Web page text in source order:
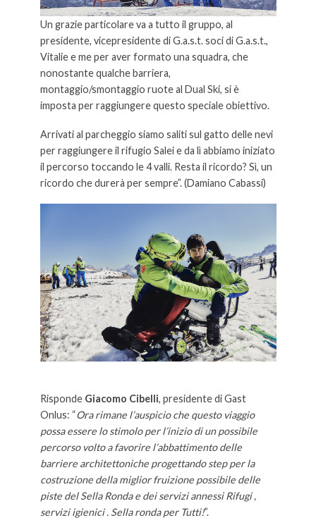
Un grazie particolare va a tutto il gruppo, al
presidente, vicepresidente di G.a.s.t. soci di G.a.s.t.,
Vitalie e me per aver formato una squadra, che
nonostante qualche barriera,
montaggio/smontaggio ruote al Dual Ski, si è
imposta per raggiungere questo speciale obiettivo.
Arrivati al parcheggio siamo saliti sul gatto delle nevi
per raggiungere il rifugio Salei e da lì abbiamo iniziato
il percorso toccando le 4 valli. Resta il ricordo? Sì, un
ricordo che durerà per sempre”. (Damiano Cabassi)
Risponde Giacomo Cibelli, presidente di Gast
Onlus: “Ora rimane l’auspicio che questo viaggio
possa essere lo stimolo per l’inizio di un possibile
percorso volto a favorire l’abbattimento delle
barriere architettoniche progettando step per la
costruzione della miglior fruizione possibile delle
piste del Sella Ronda e dei servizi annessi Rifugi ,
servizi igienici . Sella ronda per Tutti!”.